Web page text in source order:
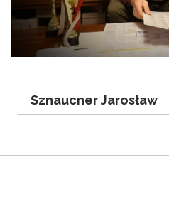
Sznaucner Jarosław